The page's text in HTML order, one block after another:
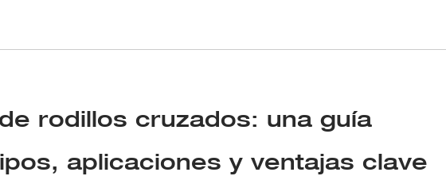
rodillos cruzados: una guía
aplicaciones y ventajas clave